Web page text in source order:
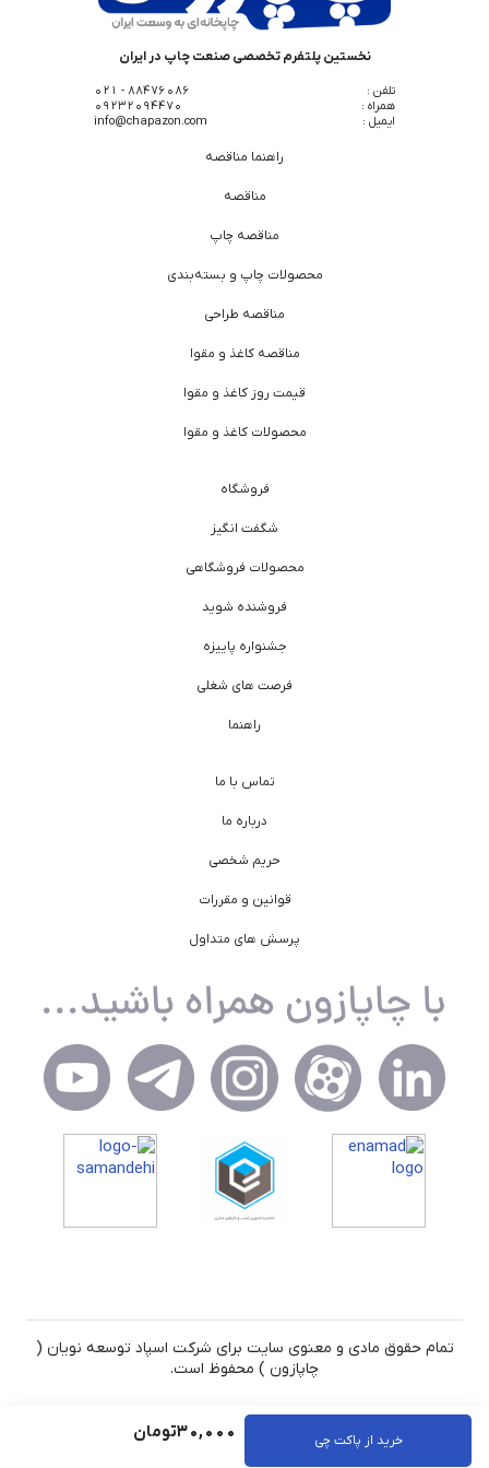
خرید از پاکت چی 30,000تومان
نخستین پلتفرم تخصصی صنعت چاپ در ایران
تلفن :
88476086 - 021
همراه :
09232094470
ایمیل :
info@chapazon.com
راهنما مناقصه
مناقصه
مناقصه چاپ
محصولات چاپ و بسته‌بندی
مناقصه طراحی
مناقصه کاغذ و مقوا
قیمت روز کاغذ و مقوا
محصولات کاغذ و مقوا
فروشگاه
شگفت انگیز
محصولات فروشگاهی
فروشنده شوید
جشنواره پاییزه
فرصت های شغلی
راهنما
تماس با ما
درباره ما
حریم شخصی
قوانین و مقررات
پرسش های متداول
تمام حقوق مادی و معنوی سایت برای شرکت اسپاد توسعه نویان (
چاپازون ) محفوظ است.